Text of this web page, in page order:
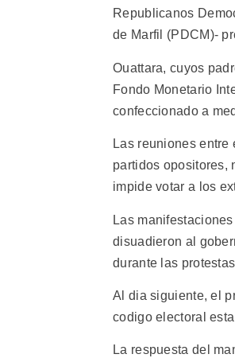
Republicanos
de Marfil (PDCM)-
Ouattara, cuyos
Fondo Monetario
confeccionado a
Las reuniones
partidos opositores,
impide votar a los
Las
disuadieron al
durante las
Al dia siguiente, el
codigo electoral
La respuesta del